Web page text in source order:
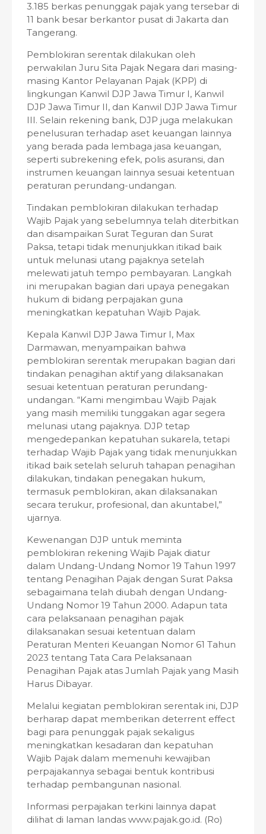
3.185 berkas penunggak pajak yang tersebar di
11 bank besar berkantor pusat di Jakarta dan
Tangerang.
Pemblokiran serentak dilakukan oleh
perwakilan Juru Sita Pajak Negara dari masing-
masing Kantor Pelayanan Pajak (KPP) di
lingkungan Kanwil DJP Jawa Timur I, Kanwil
DJP Jawa Timur II, dan Kanwil DJP Jawa Timur
III. Selain rekening bank, DJP juga melakukan
penelusuran terhadap aset keuangan lainnya
yang berada pada lembaga jasa keuangan,
seperti subrekening efek, polis asuransi, dan
instrumen keuangan lainnya sesuai ketentuan
peraturan perundang-undangan.
Tindakan pemblokiran dilakukan terhadap
Wajib Pajak yang sebelumnya telah diterbitkan
dan disampaikan Surat Teguran dan Surat
Paksa, tetapi tidak menunjukkan itikad baik
untuk melunasi utang pajaknya setelah
melewati jatuh tempo pembayaran. Langkah
ini merupakan bagian dari upaya penegakan
hukum di bidang perpajakan guna
meningkatkan kepatuhan Wajib Pajak.
Kepala Kanwil DJP Jawa Timur I, Max
Darmawan, menyampaikan bahwa
pemblokiran serentak merupakan bagian dari
tindakan penagihan aktif yang dilaksanakan
sesuai ketentuan peraturan perundang-
undangan. “Kami mengimbau Wajib Pajak
yang masih memiliki tunggakan agar segera
melunasi utang pajaknya. DJP tetap
mengedepankan kepatuhan sukarela, tetapi
terhadap Wajib Pajak yang tidak menunjukkan
itikad baik setelah seluruh tahapan penagihan
dilakukan, tindakan penegakan hukum,
termasuk pemblokiran, akan dilaksanakan
secara terukur, profesional, dan akuntabel,”
ujarnya.
Kewenangan DJP untuk meminta
pemblokiran rekening Wajib Pajak diatur
dalam Undang-Undang Nomor 19 Tahun 1997
tentang Penagihan Pajak dengan Surat Paksa
sebagaimana telah diubah dengan Undang-
Undang Nomor 19 Tahun 2000. Adapun tata
cara pelaksanaan penagihan pajak
dilaksanakan sesuai ketentuan dalam
Peraturan Menteri Keuangan Nomor 61 Tahun
2023 tentang Tata Cara Pelaksanaan
Penagihan Pajak atas Jumlah Pajak yang Masih
Harus Dibayar.
Melalui kegiatan pemblokiran serentak ini, DJP
berharap dapat memberikan deterrent effect
bagi para penunggak pajak sekaligus
meningkatkan kesadaran dan kepatuhan
Wajib Pajak dalam memenuhi kewajiban
perpajakannya sebagai bentuk kontribusi
terhadap pembangunan nasional.
Informasi perpajakan terkini lainnya dapat
dilihat di laman landas www.pajak.go.id. (Ro)